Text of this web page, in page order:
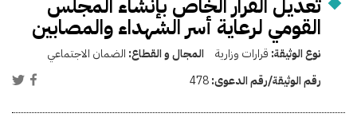
القومي لرعاية أسر الشهداء والمصابين
نوع الوثيقة: قرارات وزارية المجال و القطاع: الضمان الاجتماعي
رقم الوثيقة/رقم الدعوى:478